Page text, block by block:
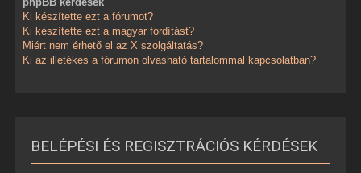
Ki készítette ezt a fórumot?
Ki készítette ezt a magyar fordítást?
Miért nem érhető el az X szolgáltatás?
Ki az illetékes a fórumon olvasható tartalommal kapcsolatban?
BELÉPÉSI ÉS REGISZTRÁCIÓS KÉRDÉSEK